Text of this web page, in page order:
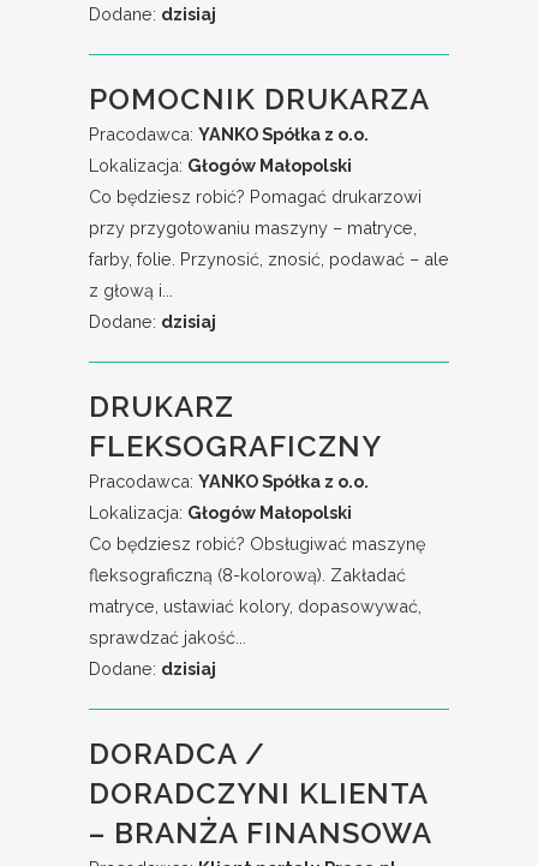
Dodane: dzisiaj
POMOCNIK DRUKARZA
Pracodawca: YANKO Spółka z o.o.
Lokalizacja: Głogów Małopolski
Co będziesz robić? Pomagać drukarzowi
przy przygotowaniu maszyny – matryce,
farby, folie. Przynosić, znosić, podawać – ale
z głową i...
Dodane: dzisiaj
DRUKARZ
FLEKSOGRAFICZNY
Pracodawca: YANKO Spółka z o.o.
Lokalizacja: Głogów Małopolski
Co będziesz robić? Obsługiwać maszynę
fleksograficzną (8-kolorową). Zakładać
matryce, ustawiać kolory, dopasowywać,
sprawdzać jakość...
Dodane: dzisiaj
DORADCA /
DORADCZYNI KLIENTA
– BRANŻA FINANSOWA